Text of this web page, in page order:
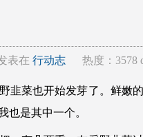
表在行动志 热度：
菜也开始发芽了。鲜嫩
也是其中一个。